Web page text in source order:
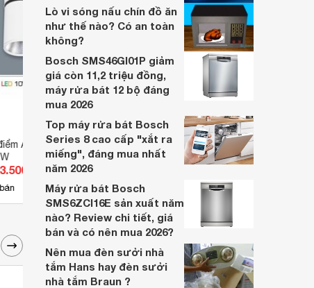
Anfaco AFC-
đ
Đèn pha LED Schneider
IMT47211
Có
Lò vi sóng nấu chín đồ ăn
như thế nào? Có an toàn
không?
Bosch SMS46GI01P giảm
giá còn 11,2 triệu đồng,
máy rửa bát 12 bộ đáng
mua 2026
Top máy rửa bát Bosch
Series 8 cao cấp "xắt ra
miếng", đáng mua nhất
năm 2026
Máy rửa bát Bosch
SMS6ZCI16E sản xuất năm
nào? Review chi tiết, giá
bán và có nên mua 2026?
Nên mua đèn sưởi nhà
tắm Hans hay đèn sưởi
nhà tắm Braun ?